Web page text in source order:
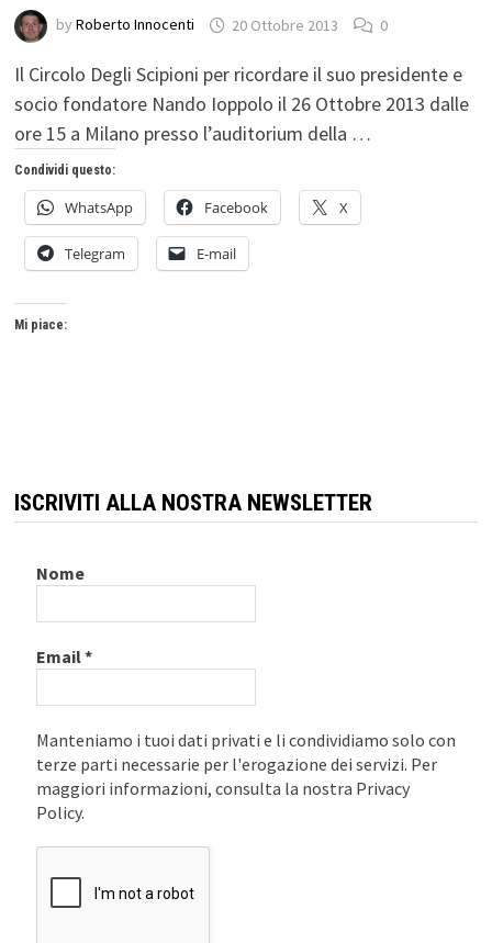
by Roberto Innocenti 20 Ottobre 2013 0
Il Circolo Degli Scipioni per ricordare il suo presidente e
socio fondatore Nando Ioppolo il 26 Ottobre 2013 dalle
ore 15 a Milano presso l’auditorium della …
Condividi questo:
WhatsApp Facebook X
Telegram E-mail
Mi piace:
ISCRIVITI ALLA NOSTRA NEWSLETTER
Nome
Email*
Manteniamo i tuoi dati privati e li condividiamo solo con
terze parti necessarie per l'erogazione dei servizi. Per
maggiori informazioni, consulta la nostra Privacy
Policy.